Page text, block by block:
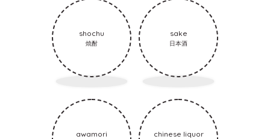
shochu
焼酎
sake
日本酒
awamori chinese liquor